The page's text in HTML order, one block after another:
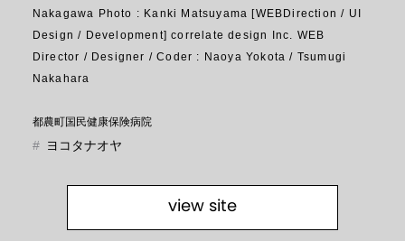
Nakagawa Photo : Kanki Matsuyama [WEBDirection / UI
Design / Development] correlate design Inc. WEB
Director / Designer / Coder : Naoya Yokota / Tsumugi
Nakahara
都農町国⺠健康保険病院
# ヨコタナオヤ
view site